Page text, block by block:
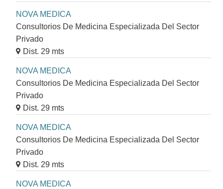
NOVA MEDICA
Consultorios De Medicina Especializada Del Sector
Privado
Dist. 29 mts
NOVA MEDICA
Consultorios De Medicina Especializada Del Sector
Privado
Dist. 29 mts
NOVA MEDICA
Consultorios De Medicina Especializada Del Sector
Privado
Dist. 29 mts
NOVA MEDICA